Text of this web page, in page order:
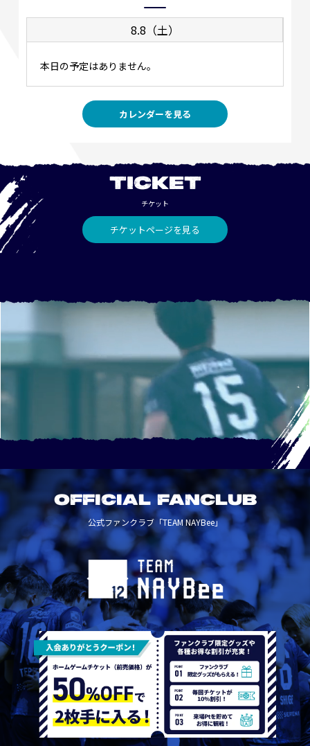
8.8（土）
本日の予定はありません。
カレンダーを見る
TICKET
チケット
チケットページを見る
OFFICIAL FANCLUB
公式ファンクラブ「TEAM NAYBee」